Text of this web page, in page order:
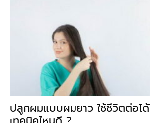
ปลูกผมแบบผมยาว ใช้ชีวิตต่อได้